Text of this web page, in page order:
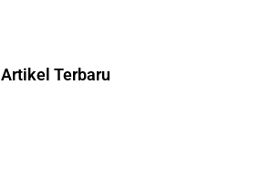
Artikel Terbaru